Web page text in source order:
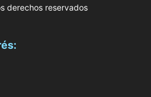
derechos reservados